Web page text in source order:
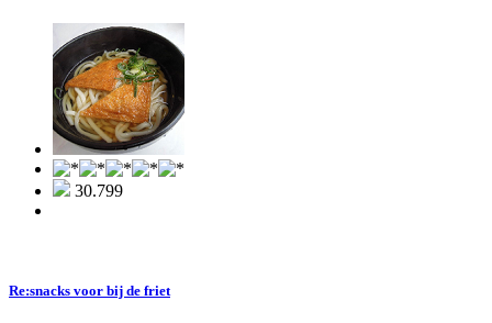
30.799
Re:snacks voor bij de friet